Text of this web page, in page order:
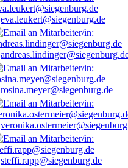
eva.leukert@siegenburg.de
rosina.meyer@siegenburg.de
steffi.rapp@siegenburg.de